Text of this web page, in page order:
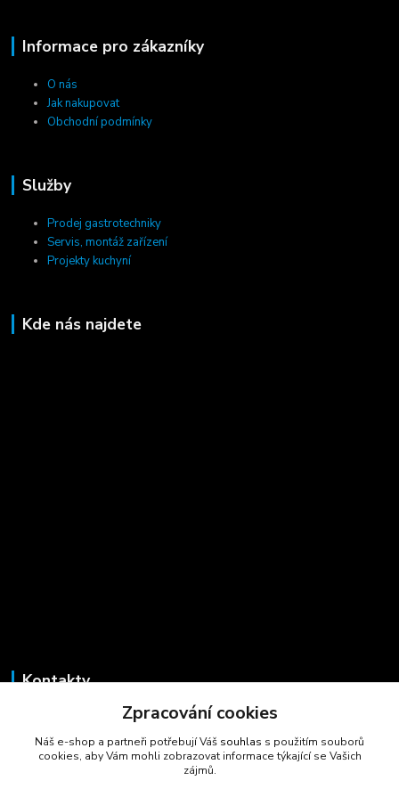
Informace pro zákazníky
O nás
Jak nakupovat
Obchodní podmínky
Služby
Prodej gastrotechniky
Servis, montáž zařízení
Projekty kuchyní
Kde nás najdete
Kontakty
+420 723 725 881
(Po-Pá, 8-16 hod.)
Zpracování cookies
Náš e-shop a partneři potřebují Váš souhlas s použitím souborů
cookies, aby Vám mohli zobrazovat informace týkající se Vašich
zájmů.